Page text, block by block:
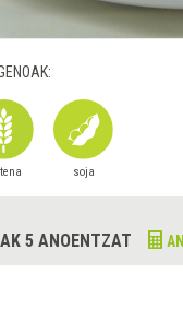
soja
5 ANOENTZAT